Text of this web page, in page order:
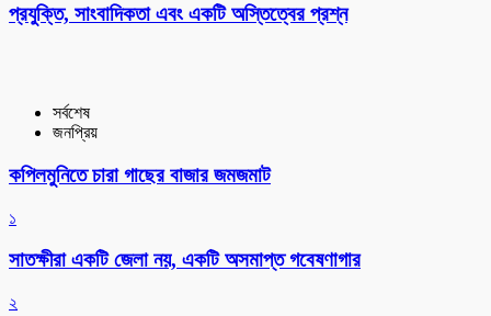
প্রযুক্তি, সাংবাদিকতা এবং একটি অস্তিত্বের প্রশ্ন
সর্বশেষ
জনপ্রিয়
কপিলমুনিতে চারা গাছের বাজার জমজমাট
১
সাতক্ষীরা একটি জেলা নয়, একটি অসমাপ্ত গবেষণাগার
২